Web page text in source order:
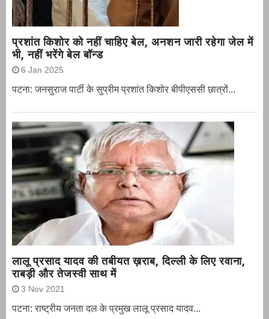
प्रशांत किशोर को नहीं चाहिए बेल, अनशन जारी रहेगा जेल में
भी, नहीं भरेंगे बेल बॉन्ड
6 Jan 2025
पटना: जनसुराज पार्टी के सुप्रीम प्रशांत किशोर बीपीएससी छात्रों...
लालू प्रसाद यादव की तबीयत ख़राब, दिल्ली के लिए रवाना,
राबड़ी और तेजस्वी साथ में
3 Nov 2021
पटना: राष्ट्रीय जनता दल के प्रमुख लालू प्रसाद यादव...